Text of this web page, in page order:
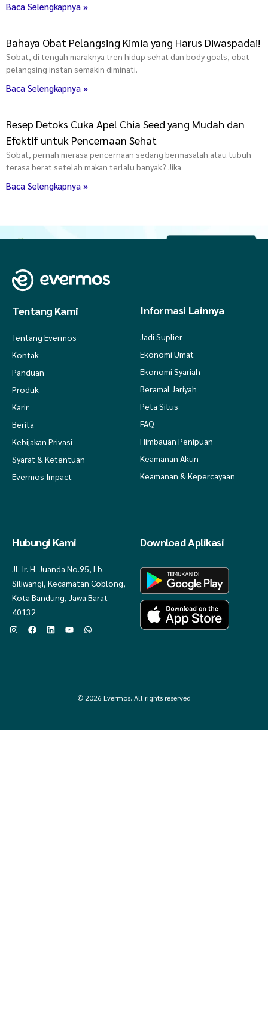
Baca Selengkapnya »
Bahaya Obat Pelangsing Kimia yang Harus Diwaspadai!
Sobat, di tengah maraknya tren hidup sehat dan body goals, obat
pelangsing instan semakin diminati.
Baca Selengkapnya »
Resep Detoks Cuka Apel Chia Seed yang Mudah dan
Efektif untuk Pencernaan Sehat
Sobat, pernah merasa pencernaan sedang bermasalah atau tubuh
terasa berat setelah makan terlalu banyak? Jika
Baca Selengkapnya »
Tentang Kami
Tentang Evermos
Kontak
Panduan
Produk
Karir
Berita
Kebijakan Privasi
Syarat & Ketentuan
Evermos Impact
Informasi Lainnya
Jadi Suplier
Ekonomi Umat
Ekonomi Syariah
Beramal Jariyah
Peta Situs
FAQ
Himbauan Penipuan
Keamanan Akun
Keamanan & Kepercayaan
Hubungi Kami
Jl. Ir. H. Juanda No.95, Lb.
Siliwangi, Kecamatan Coblong,
Kota Bandung, Jawa Barat
40132
Download Aplikasi
© 2026 Evermos. All rights reserved